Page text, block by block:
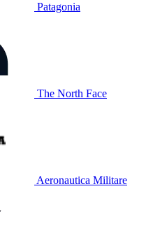
Patagonia
The North Face
Aeronautica Militare